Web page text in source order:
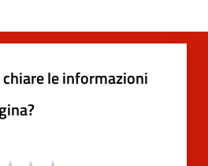
le informazioni